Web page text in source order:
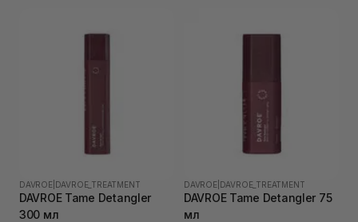
DAVROE DAVROE_TREATMENT
DAVROE Tame Detangler
300 мл
DAVROE DAVROE_TREATMENT
DAVROE Tame Detangler 75
мл